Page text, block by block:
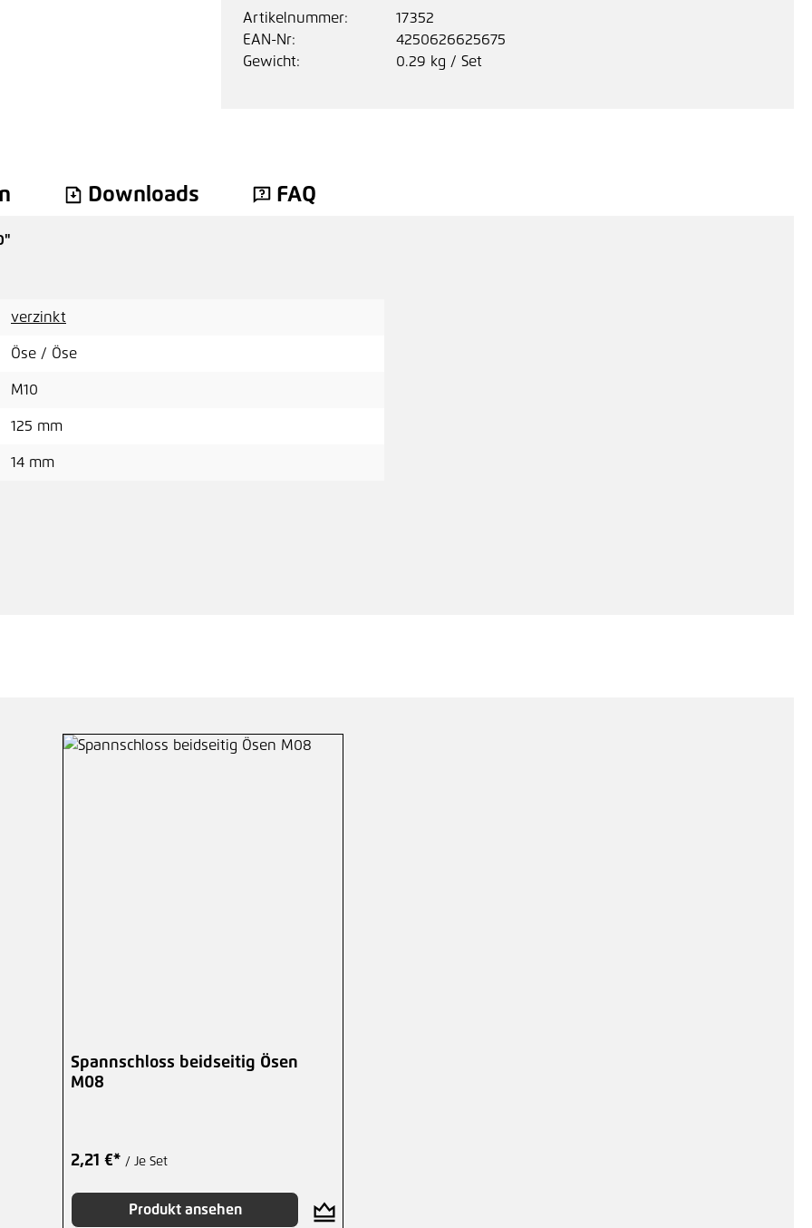
Artikelnummer:
17352
EAN-Nr:
4250626625675
Gewicht:
0.29 kg / Set
Downloads FAQ
verzinkt
Öse / Öse
M10
125 mm
14 mm
Spannschloss beidseitig Ösen
M08
2,21 €* / Je Set
Produkt ansehen